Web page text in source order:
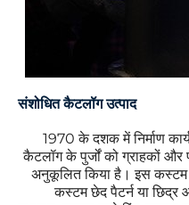
संशोधित कैटलॉग उत्पाद
1970 के दशक में निर्माण
कैटलॉग के पुर्जों को ग्राहकों
अनुकूलित किया है। इस कस्टम
कस्टम छेद पैटर्न या छिद्र